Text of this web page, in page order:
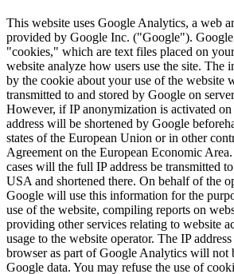
This website uses Google Analytics, a web
provided by Google Inc. ("Google").
"cookies," which are text files placed on
website analyze how users use the site. The
by the cookie about your use of the website
transmitted to and stored by Google on
However, if IP anonymization is activated
address will be shortened by Google
states of the European Union or in other
Agreement on the European Economic
cases will the full IP address be transmitted
USA and shortened there. On behalf of the
Google will use this information for the
use of the website, compiling reports on
providing other services relating to website
usage to the website operator. The IP
browser as part of Google Analytics will not
Google data. You may refuse the use of